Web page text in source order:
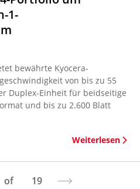
1-
bewährte Kyocera-
von bis zu 55
Duplex-Einheit für beidseitige
und bis zu 2.600 Blatt
Weiterlesen
of 19